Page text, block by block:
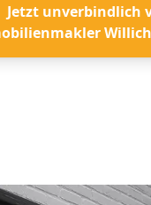
Jetzt unverbindlich
lassen